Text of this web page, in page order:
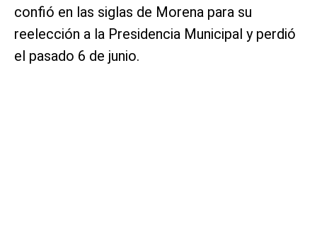
confió en las siglas de Morena para su
reelección a la Presidencia Municipal y perdió
el pasado 6 de junio.